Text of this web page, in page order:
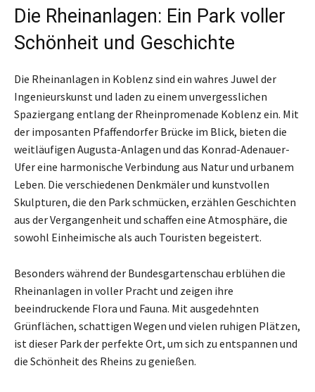
Die Rheinanlagen: Ein Park voller
Schönheit und Geschichte
Die Rheinanlagen in Koblenz sind ein wahres Juwel der
Ingenieurskunst und laden zu einem unvergesslichen
Spaziergang entlang der Rheinpromenade Koblenz ein. Mit
der imposanten Pfaffendorfer Brücke im Blick, bieten die
weitläufigen Augusta-Anlagen und das Konrad-Adenauer-
Ufer eine harmonische Verbindung aus Natur und urbanem
Leben. Die verschiedenen Denkmäler und kunstvollen
Skulpturen, die den Park schmücken, erzählen Geschichten
aus der Vergangenheit und schaffen eine Atmosphäre, die
sowohl Einheimische als auch Touristen begeistert.
Besonders während der Bundesgartenschau erblühen die
Rheinanlagen in voller Pracht und zeigen ihre
beeindruckende Flora und Fauna. Mit ausgedehnten
Grünflächen, schattigen Wegen und vielen ruhigen Plätzen,
ist dieser Park der perfekte Ort, um sich zu entspannen und
die Schönheit des Rheins zu genießen.